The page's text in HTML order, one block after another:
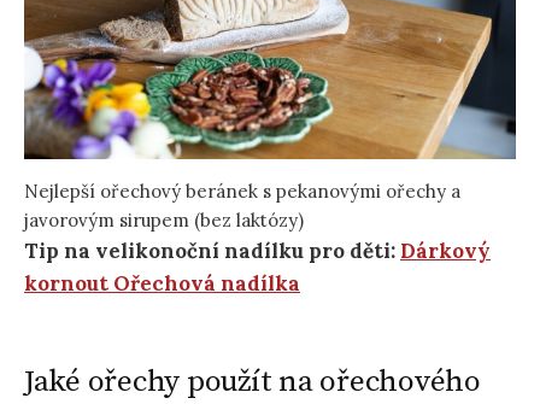
Nejlepší ořechový beránek s pekanovými ořechy a
javorovým sirupem (bez laktózy)
Tip na velikonoční nadílku pro děti: Dárkový
kornout Ořechová nadílka
Jaké ořechy použít na ořechového